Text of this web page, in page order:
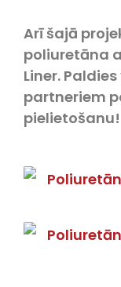
Arī šajā
poliuretāna
Liner.
partneriem
pielietošanu!